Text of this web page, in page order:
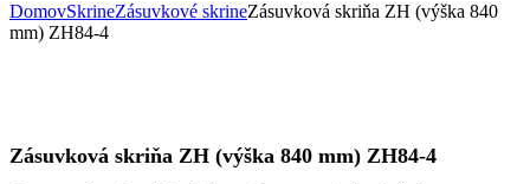
DomovSkrineZásuvkové skrineZásuvková skriňa ZH (výška 840
mm) ZH84-4
Zásuvková skriňa ZH (výška 840 mm) ZH84-4